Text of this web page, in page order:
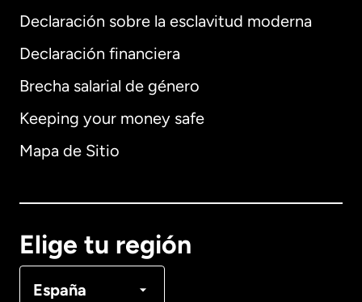
Declaración sobre la esclavitud moderna
Declaración financiera
Brecha salarial de género
Keeping your money safe
Mapa de Sitio
Elige tu región
España
Internacional English
Alemania
Français